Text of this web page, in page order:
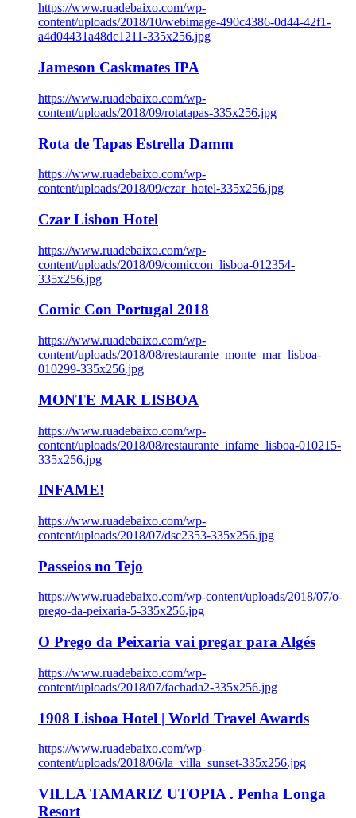
https://www.ruadebaixo.com/wp-
content/uploads/2018/10/webimage-490c4386-0d44-42f1-
a4d04431a48dc1211-335x256.jpg
Jameson Caskmates IPA
https://www.ruadebaixo.com/wp-
content/uploads/2018/09/rotatapas-335x256.jpg
Rota de Tapas Estrella Damm
https://www.ruadebaixo.com/wp-
content/uploads/2018/09/czar_hotel-335x256.jpg
Czar Lisbon Hotel
https://www.ruadebaixo.com/wp-
content/uploads/2018/09/comiccon_lisboa-012354-
335x256.jpg
Comic Con Portugal 2018
https://www.ruadebaixo.com/wp-
content/uploads/2018/08/restaurante_monte_mar_lisboa-
010299-335x256.jpg
MONTE MAR LISBOA
https://www.ruadebaixo.com/wp-
content/uploads/2018/08/restaurante_infame_lisboa-010215-
335x256.jpg
INFAME!
https://www.ruadebaixo.com/wp-
content/uploads/2018/07/dsc2353-335x256.jpg
Passeios no Tejo
https://www.ruadebaixo.com/wp-content/uploads/2018/07/o-
prego-da-peixaria-5-335x256.jpg
O Prego da Peixaria vai pregar para Algés
https://www.ruadebaixo.com/wp-
content/uploads/2018/07/fachada2-335x256.jpg
1908 Lisboa Hotel | World Travel Awards
https://www.ruadebaixo.com/wp-
content/uploads/2018/06/la_villa_sunset-335x256.jpg
VILLA TAMARIZ UTOPIA . Penha Longa
Resort